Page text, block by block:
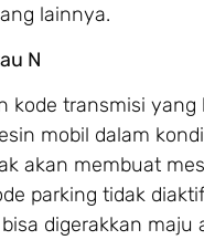
lainnya.
N
kode transmisi
mobil dalam
akan membuat
parking tidak
digerakkan maju